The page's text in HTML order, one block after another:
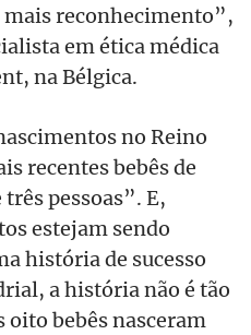
reconhecimento”,
em ética médica
na Bélgica.
no Reino
recentes bebês de
pessoas”. E,
estejam sendo
história de sucesso
a história não é tão
oito bebês nasceram